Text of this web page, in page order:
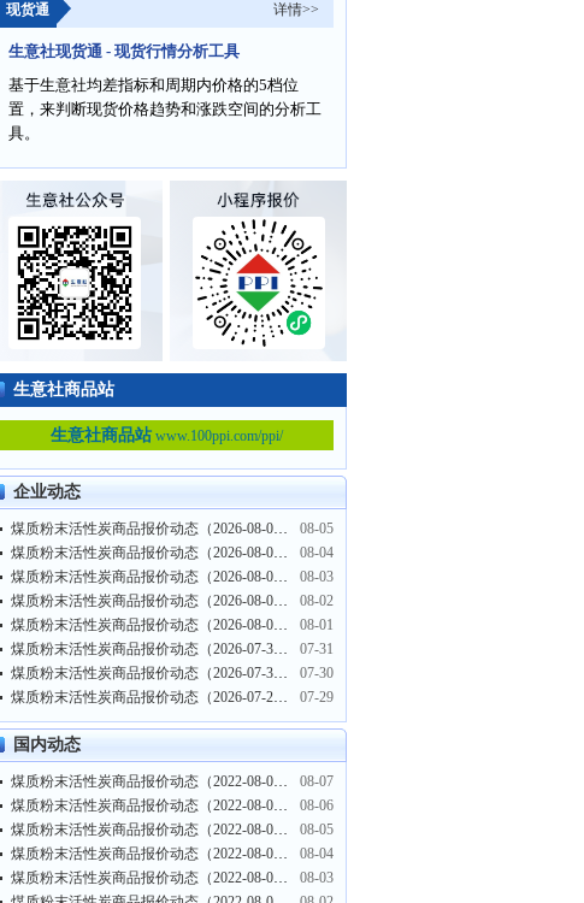
现货通 详情>>
生意社现货通 - 现货行情分析工具
基于生意社均差指标和周期内价格的5档位
置，来判断现货价格趋势和涨跌空间的分析工
具。
生意社商品站
生意社商品站www.100ppi.com/ppi/
企业动态
煤质粉末活性炭商品报价动态（2026-08-05）
08-05
煤质粉末活性炭商品报价动态（2026-08-04）
08-04
煤质粉末活性炭商品报价动态（2026-08-03）
08-03
煤质粉末活性炭商品报价动态（2026-08-02）
08-02
煤质粉末活性炭商品报价动态（2026-08-01）
08-01
煤质粉末活性炭商品报价动态（2026-07-31）
07-31
煤质粉末活性炭商品报价动态（2026-07-30）
07-30
煤质粉末活性炭商品报价动态（2026-07-29）
07-29
国内动态
煤质粉末活性炭商品报价动态（2022-08-07）
08-07
煤质粉末活性炭商品报价动态（2022-08-06）
08-06
煤质粉末活性炭商品报价动态（2022-08-05）
08-05
煤质粉末活性炭商品报价动态（2022-08-04）
08-04
煤质粉末活性炭商品报价动态（2022-08-03）
08-03